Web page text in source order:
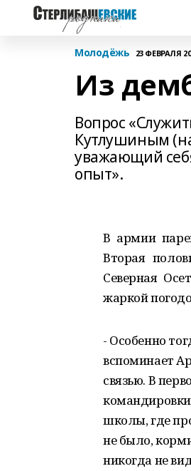
Молодёжь 23 ФЕВРАЛЯ
Из
Вопрос
Кутлушиным
уважающий
опыт».
В армии
Вторая
Северная
жаркой
- Особенно
вспоминает
связью. В
школы, где
не было,
никогда не